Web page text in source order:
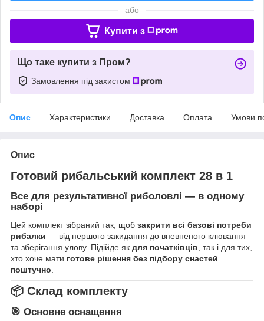
або
Купити з
Що таке купити з Пром?
Замовлення під захистом
Опис Характеристики Доставка Оплата Умови
Опис
Готовий рибальський комплект 28 в 1
Все для результативної риболовлі — в одному
наборі
Цей комплект зібраний так, щоб закрити всі базові потреби
рибалки — від першого закидання до впевненого клювання
та зберігання улову. Підійде як для початківців, так і для тих,
хто хоче мати готове рішення без підбору снастей
поштучно.
📦 Склад комплекту
🎯 Основне оснащення